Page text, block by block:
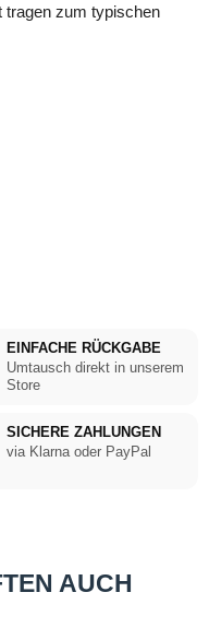
tragen zum typischen
EINFACHE RÜCKGABE
Umtausch direkt in unserem
Store
SICHERE ZAHLUNGEN
via Klarna oder PayPal
AUCH